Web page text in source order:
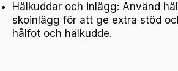
Hälkuddar och inlägg: Använd
skoinlägg för att ge extra stöd
hålfot och hälkudde.